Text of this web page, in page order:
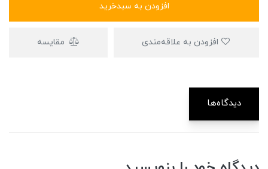
افزودن به سبدخرید
مقایسه
دیدگاه‌ها